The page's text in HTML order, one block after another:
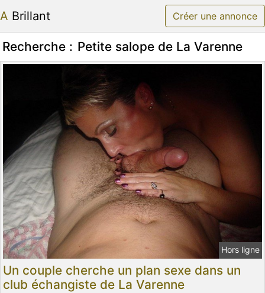
A Brillant Créer une annonce
Recherche : Petite salope de La Varenne
Hors ligne
Un couple cherche un plan sexe dans un
club échangiste de La Varenne